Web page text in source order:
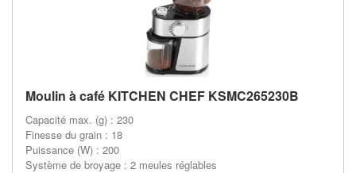
Moulin à café KITCHEN CHEF KSMC265230B
Capacité max. (g) : 230
Finesse du grain : 18
Puissance (W) : 200
Système de broyage : 2 meules réglables